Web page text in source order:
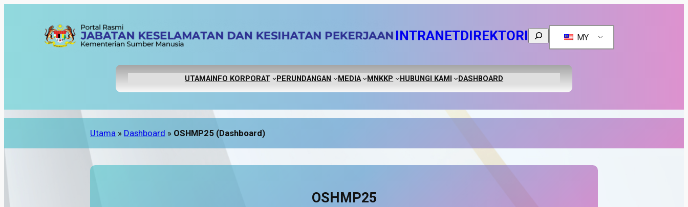
INTRANETDIREKTORI Search MY
UTAMAINFO KORPORAT PERUNDANGAN MEDIA MNKKP HUBUNGI KAMI DASHBOARD
Utama » Dashboard » OSHMP25 (Dashboard)
OSHMP25